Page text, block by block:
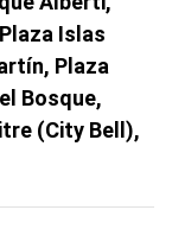
Islas
Plaza
Bosque,
(City Bell),